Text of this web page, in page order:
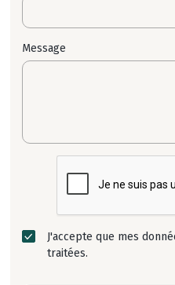
Message
J'accepte que mes
traitées.